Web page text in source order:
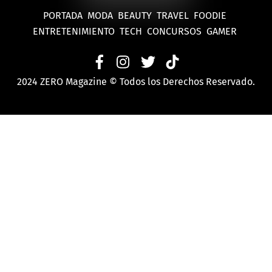
PORTADA MODA BEAUTY TRAVEL FOODIE
ENTRETENIMIENTO TECH CONCURSOS GAMER
2024 ZERO Magazine © Todos los Derechos Reservado.